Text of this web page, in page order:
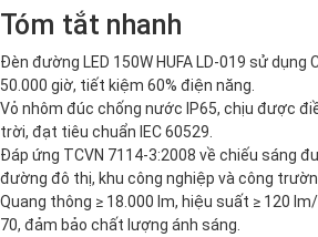
Tóm tắt nhanh
Đèn đường LED 150W HUFA LD-019 sử dụng
50.000 giờ, tiết kiệm 60% điện năng.
Vỏ nhôm đúc chống nước IP65, chịu được
trời, đạt tiêu chuẩn IEC 60529.
Đáp ứng TCVN 7114-3:2008 về chiếu sáng
đường đô thị, khu công nghiệp và công
Quang thông ≥ 18.000 lm, hiệu suất ≥ 120
70, đảm bảo chất lượng ánh sáng.